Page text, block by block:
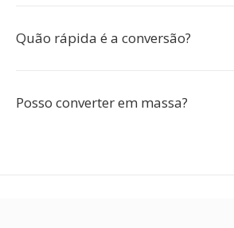
Quão rápida é a conversão?
Posso converter em massa?